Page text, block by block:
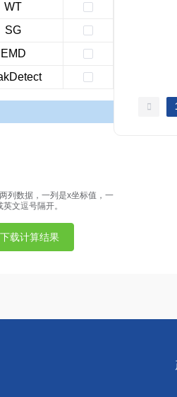
WT
SG
EMD
数据，一列是x坐标值，一
逗号隔开。
下载计算结果